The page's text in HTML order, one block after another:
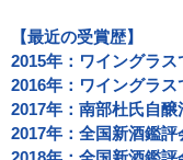
【最近の受賞歴】
2015年：ワイングラ
2016年：ワイングラ
2017年：南部杜氏自
2017年：全国新酒鑑